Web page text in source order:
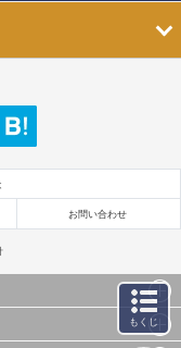
お問い合わせ
データ等）及びこれらの配置・
もくじ